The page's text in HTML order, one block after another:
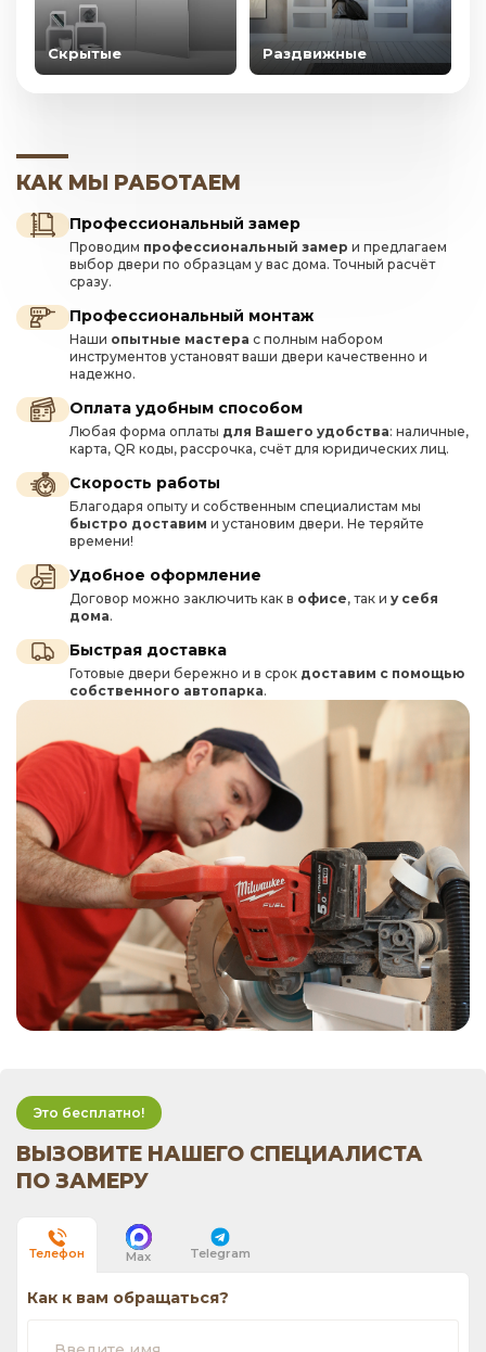
Скрытые Раздвижные
КАК МЫ РАБОТАЕМ
Профессиональный замер
Проводим профессиональный замер и предлагаем
выбор двери по образцам у вас дома. Точный расчёт
сразу.
Профессиональный монтаж
Наши опытные мастера с полным набором
инструментов установят ваши двери качественно и
надежно.
Оплата удобным способом
Любая форма оплаты для Вашего удобства: наличные,
карта, QR коды, рассрочка, счёт для юридических лиц.
Скорость работы
Благодаря опыту и собственным специалистам мы
быстро доставим и установим двери. Не теряйте
времени!
Удобное оформление
Договор можно заключить как в офисе, так и у себя
дома.
Быстрая доставка
Готовые двери бережно и в срок доставим с помощью
собственного автопарка.
Это бесплатно!
ВЫЗОВИТЕ НАШЕГО СПЕЦИАЛИСТА
ПО ЗАМЕРУ
Телефон Max Telegram
Как к вам обращаться?